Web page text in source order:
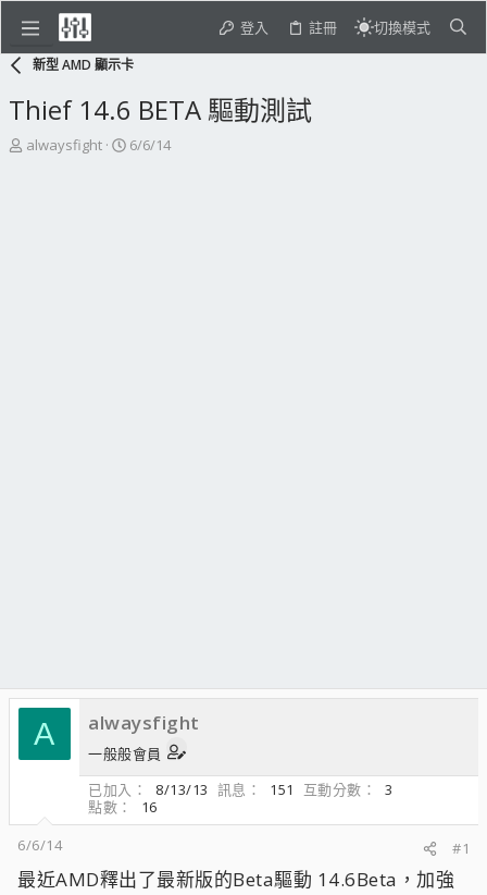
登入 註冊 切換模式
新型 AMD 顯示卡
Thief 14.6 BETA 驅動測試
主
alwaysfight
開
6/6/14
A alwaysfight
一般般會員
已加入
8/13/13 訊息 151 互動分數
3
點數
16
6/6/14
#1
最近AMD釋出了最新版的Beta驅動 14.6Beta，加強